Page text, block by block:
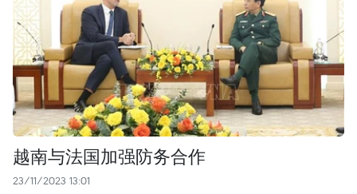
越南与法国加强防务合作
23/11/2023 13:01